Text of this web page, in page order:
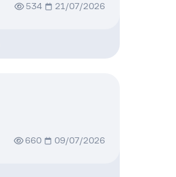
534 21/07/2026
660 09/07/2026